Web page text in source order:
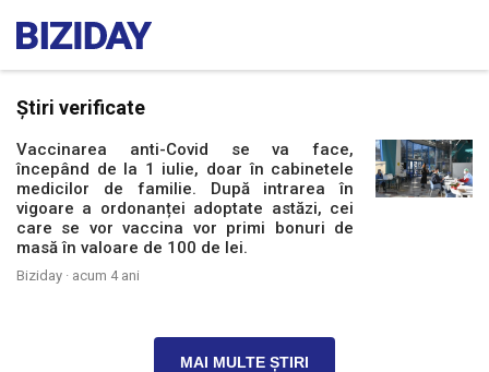
Știri verificate
Vaccinarea anti-Covid se va face,
începând de la 1 iulie, doar în cabinetele
medicilor de familie. După intrarea în
vigoare a ordonanței adoptate astăzi, cei
care se vor vaccina vor primi bonuri de
masă în valoare de 100 de lei.
Biziday · acum 4 ani
MAI MULTE ȘTIRI